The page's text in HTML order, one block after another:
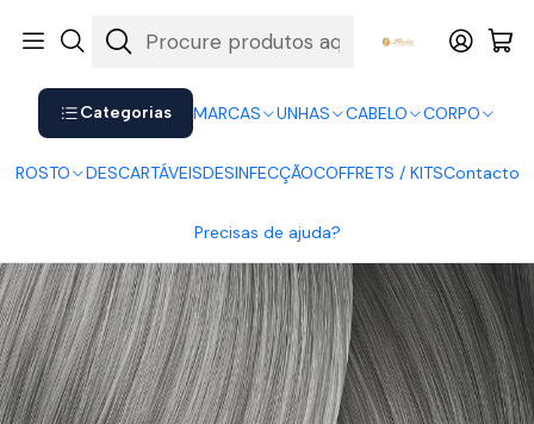
Categorias MARCAS UNHAS CABELO CORPO
ROSTO DESCARTÁVEISDESINFECÇÃOCOFFRETS / KITSContacto
Precisas de ajuda?
Shop now. Pay later with Klarna.